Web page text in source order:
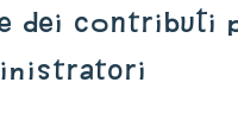
DEI CONTRIBUTI